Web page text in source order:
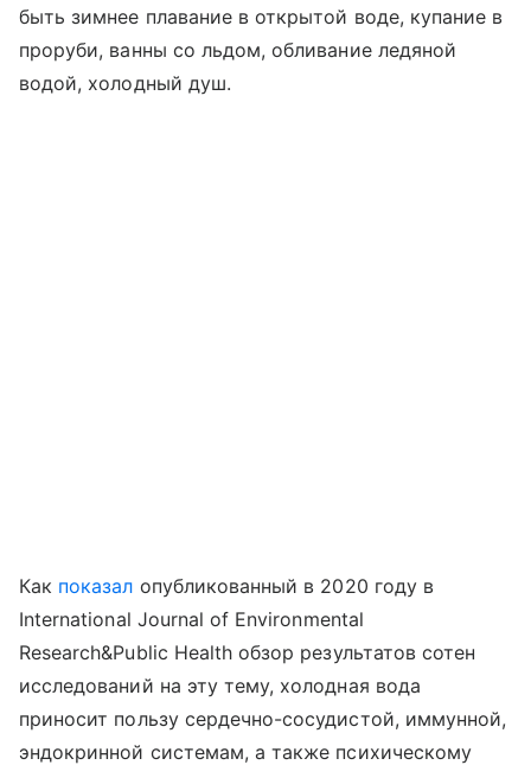
быть зимнее плавание в открытой воде, купание в
проруби, ванны со льдом, обливание ледяной
водой, холодный душ.
Как показал опубликованный в 2020 году в
International Journal of Environmental
Research&Public Health обзор результатов сотен
исследований на эту тему, холодная вода
приносит пользу сердечно-сосудистой, иммунной,
эндокринной системам, а также психическому